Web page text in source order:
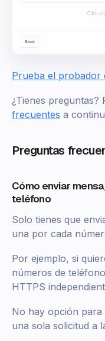
Prueba el probador
¿Tienes preguntas?
frecuentes a
Preguntas
Cómo enviar
teléfono
Solo tienes que
una por cada
Por ejemplo, si
números de
HTTPS
No hay opción para
una sola solicitud a